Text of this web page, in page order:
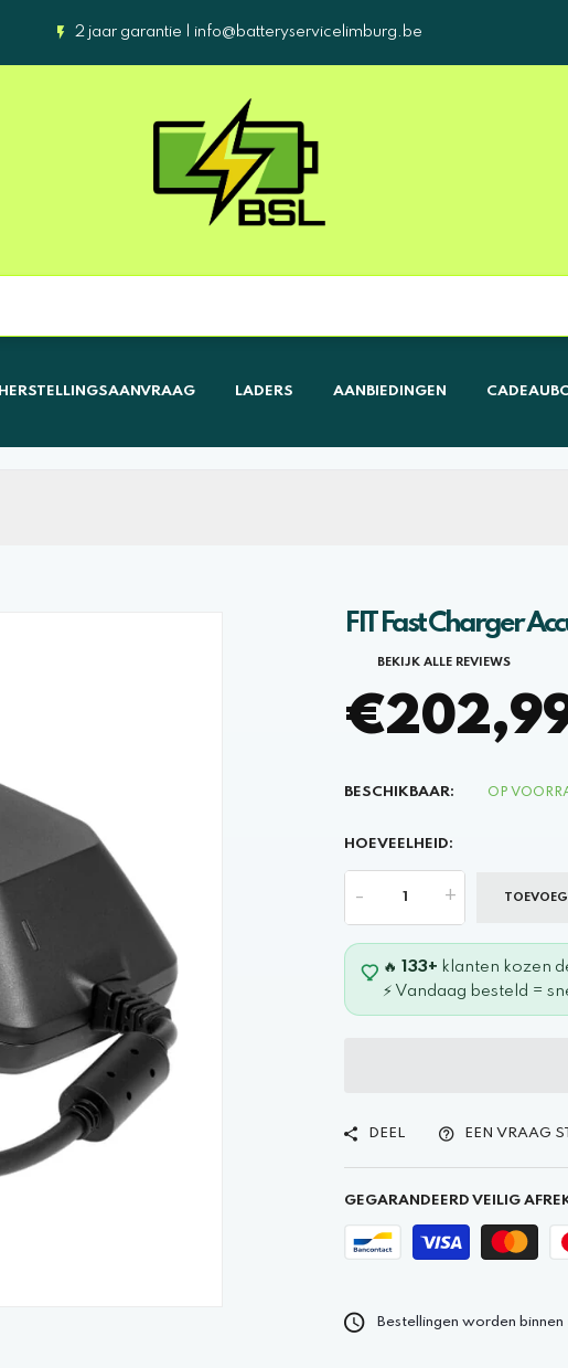
2 jaar garantie | info@batteryservicelimburg.be
HERSTELLINGSAANVRAAG LADERS AANBIEDINGEN
FIT Fast Charger
BEKIJK ALLE REVIEWS
BESCHIKBAAR: OP
HOEVEELHEID:
- +
🔥 133+ klanten kozen
⚡ Vandaag besteld =
DEEL EEN VRAAG
GEGARANDEERD VEILIG
Bestellingen worden